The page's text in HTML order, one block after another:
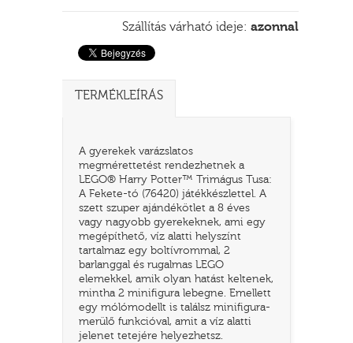
Szállítás várható ideje: azonnal
TERMÉKLEÍRÁS
A gyerekek varázslatos
megmérettetést rendezhetnek a
LEGO® Harry Potter™ Trimágus Tusa:
A Fekete-tó (76420) játékkészlettel. A
szett szuper ajándékötlet a 8 éves
vagy nagyobb gyerekeknek, ami egy
megépíthető, víz alatti helyszínt
tartalmaz egy boltívrommal, 2
barlanggal és rugalmas LEGO
elemekkel, amik olyan hatást keltenek,
mintha 2 minifigura lebegne. Emellett
egy mólómodellt is találsz minifigura-
merülő funkcióval, amit a víz alatti
jelenet tetejére helyezhetsz.